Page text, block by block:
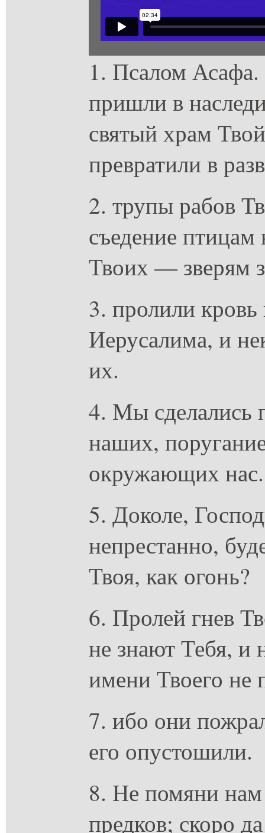
1. Псалом
пришли в
святый храм
превратили в
2. трупы рабов
съедение
Твоих — зверям
3. пролили кровь
Иерусалима, и
их.
4. Мы сделались
наших,
окружающих нас.
5. Доколе,
непрестанно,
Твоя, как огонь?
6. Пролей гнев
не знают Тебя, и
имени Твоего не
7. ибо они
его опустошили.
8. Не помяни
предков; скоро